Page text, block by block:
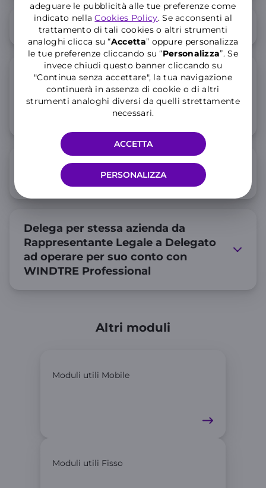
adeguare le pubblicità alle tue preferenze come
indicato nellaCookies Policy. Se acconsenti al
trattamento di tali cookies o altri strumenti
analoghi clicca su “Accetta” oppure personalizza
le tue preferenze cliccando su “Personalizza”. Se
invece chiudi questo banner cliccando su
"Continua senza accettare", la tua navigazione
continuerà in assenza di cookie o di altri
strumenti analoghi diversi da quelli strettamente
necessari.
PERSONALIZZA
ACCETTA
Richiesta di Trasloco
Richiesta di Subentro linee per
cambio intestatario valido per
titolari di contratti telefonici Voce e
Condizioni relative al servizio Firma
Elettronica Avanzata (FEA)
Delega per stessa azienda da
Rappresentante Legale a Delegato
ad operare per suo conto con
WINDTRE Professional
Altri moduli
Moduli utili Mobile
Moduli utili Fisso